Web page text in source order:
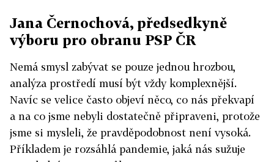
Jana Černochová, předsedkyně
výboru pro obranu PSP ČR
Nemá smysl zabývat se pouze jednou hrozbou,
analýza prostředí musí být vždy komplexnější.
Navíc se velice často objeví něco, co nás překvapí
a na co jsme nebyli dostatečně připraveni, protože
jsme si mysleli, že pravděpodobnost není vysoká.
Příkladem je rozsáhlá pandemie, jaká nás sužuje